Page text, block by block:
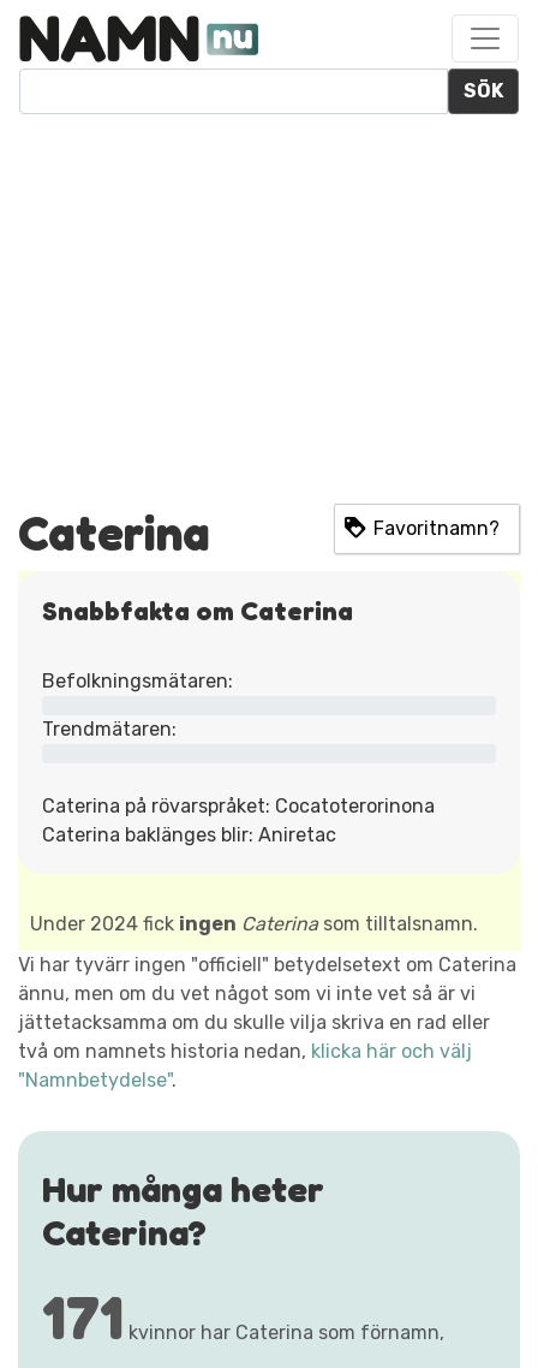
SÖK
Caterina Favoritnamn?
Snabbfakta om Caterina
Befolkningsmätaren:
Trendmätaren:
Caterina på rövarspråket: Cocatoterorinona
Caterina baklänges blir: Aniretac
Under 2024 fick ingen Caterinasom tilltalsnamn.
Vi har tyvärr ingen "officiell" betydelsetext om Caterina
ännu, men om du vet något som vi inte vet så är vi
jättetacksamma om du skulle vilja skriva en rad eller
två om namnets historia nedan, klicka här och välj
"Namnbetydelse".
Hur många heter
Caterina?
171 kvinnor har Caterina som förnamn,